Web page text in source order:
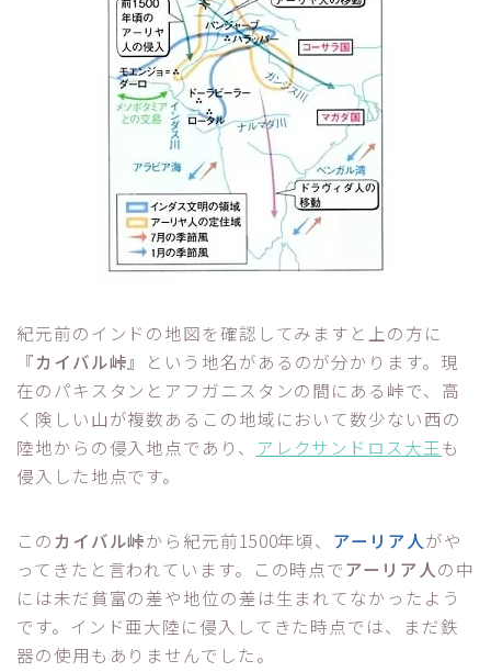
紀元前のインドの地図を確認してみますと上の方に
『カイバル峠』という地名があるのが分かります。現
在のパキスタンとアフガニスタンの間にある峠で、高
く険しい山が複数あるこの地域において数少ない西の
陸地からの侵入地点であり、
アレクサンドロス大王も
侵入した地点です。
この カイバル峠から紀元前1500年頃、 アーリア人がや
ってきたと言われています。この時点でアーリア人の中
には未だ貧富の差や地位の差は生まれてなかったよう
です。インド亜大陸に侵入してきた時点では、まだ鉄
器の使用もありませんでした。